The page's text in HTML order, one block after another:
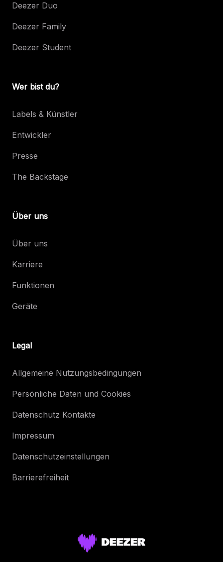
Deezer Duo
Deezer Family
Deezer Student
Wer bist du?
Labels & Künstler
Entwickler
Presse
The Backstage
Über uns
Über uns
Karriere
Funktionen
Geräte
Legal
Allgemeine Nutzungsbedingungen
Persönliche Daten und Cookies
Datenschutz Kontakte
Impressum
Datenschutzeinstellungen
Barrierefreiheit